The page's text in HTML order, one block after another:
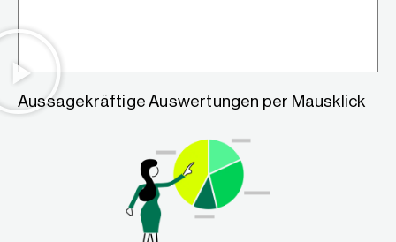
Aussagekräftige Auswertungen per Mausklick